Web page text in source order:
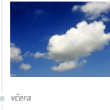
včera